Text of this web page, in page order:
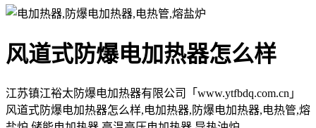
风道式防爆电加热器怎么样
江苏镇江裕太防爆电加热器有限公司「www.ytfbdq.com.cn」
风道式防爆电加热器怎么样,电加热器,防爆电加热器,电热管,熔